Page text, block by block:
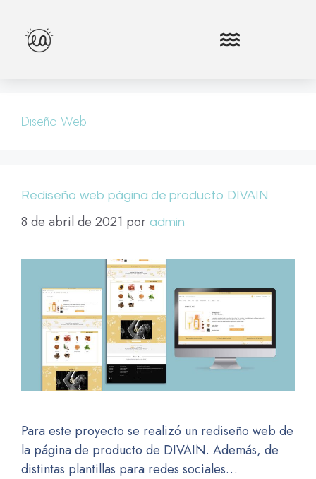
Diseño Web
Rediseño web página de producto DIVAIN
8 de abril de 2021 por admin
Para este proyecto se realizó un rediseño web de
la página de producto de DIVAIN. Además, de
distintas plantillas para redes sociales…